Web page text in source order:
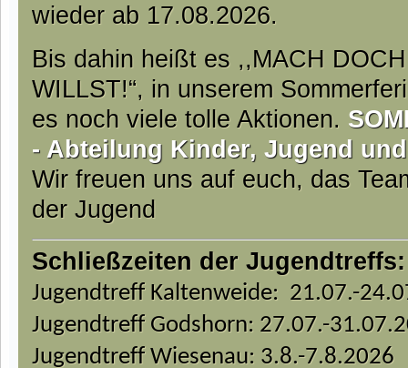
wieder ab 17.08.2026.
Bis dahin heißt es ,,MACH
WILLST!“, in unserem
es noch viele tolle Aktionen.
- Abteilung Kinder, Jugend
Wir freuen uns auf euch, das
der Jugend
Schließzeiten der Jugendtreffs:
Jugendtreff Kaltenweide: 21.07.-
Jugendtreff Godshorn: 27.07.-
Jugendtreff Wiesenau: 3.8.-7.8.2026